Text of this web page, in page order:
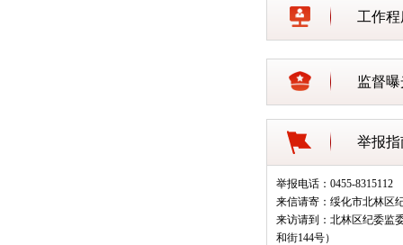
工作
监督
举报指
举报电话：0455-8315112
来信请寄：绥化市北林区
来访请到：北林区纪委监
和街144号）